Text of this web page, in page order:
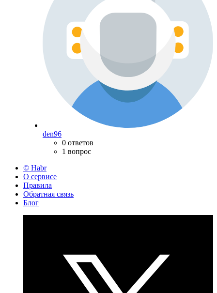
den96
0 ответов
1 вопрос
© Habr
О сервисе
Правила
Обратная связь
Блог